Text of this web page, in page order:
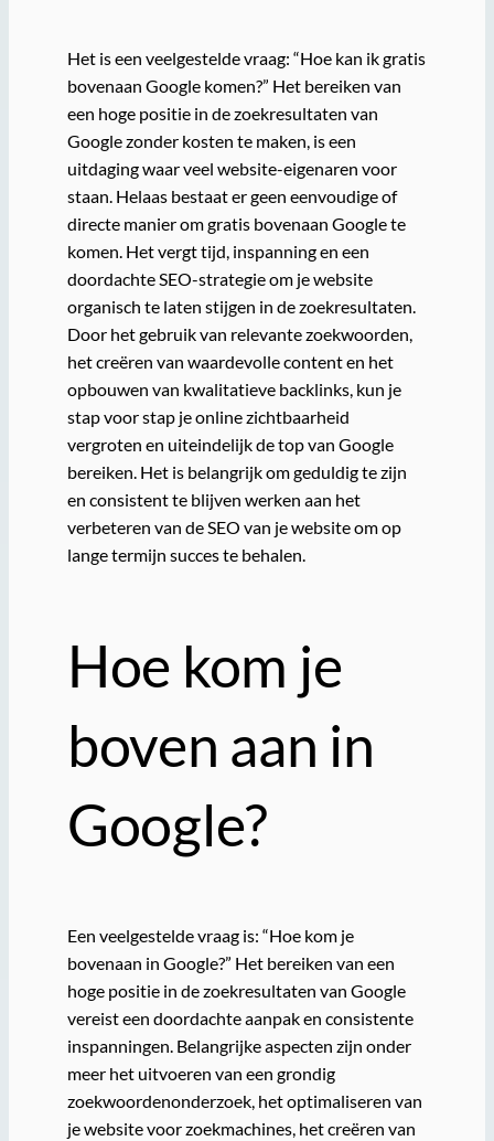
Het is een veelgestelde vraag: “Hoe kan ik gratis
bovenaan Google komen?” Het bereiken van
een hoge positie in de zoekresultaten van
Google zonder kosten te maken, is een
uitdaging waar veel website-eigenaren voor
staan. Helaas bestaat er geen eenvoudige of
directe manier om gratis bovenaan Google te
komen. Het vergt tijd, inspanning en een
doordachte SEO-strategie om je website
organisch te laten stijgen in de zoekresultaten.
Door het gebruik van relevante zoekwoorden,
het creëren van waardevolle content en het
opbouwen van kwalitatieve backlinks, kun je
stap voor stap je online zichtbaarheid
vergroten en uiteindelijk de top van Google
bereiken. Het is belangrijk om geduldig te zijn
en consistent te blijven werken aan het
verbeteren van de SEO van je website om op
lange termijn succes te behalen.
Hoe kom je
boven aan in
Google?
Een veelgestelde vraag is: “Hoe kom je
bovenaan in Google?” Het bereiken van een
hoge positie in de zoekresultaten van Google
vereist een doordachte aanpak en consistente
inspanningen. Belangrijke aspecten zijn onder
meer het uitvoeren van een grondig
zoekwoordenonderzoek, het optimaliseren van
je website voor zoekmachines, het creëren van